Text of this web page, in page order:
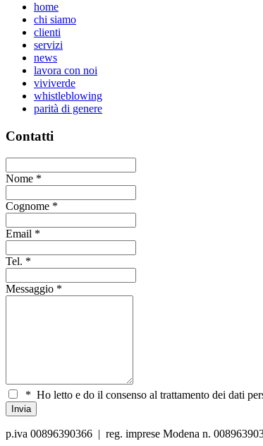
home
chi siamo
clienti
servizi
news
lavora con noi
viviverde
whistleblowing
parità di genere
Contatti
Nome *
Cognome *
Email *
Tel. *
Messaggio *
* Ho letto e do il consenso al trattamento dei dati
p.iva 00896390366 | reg. imprese Modena n.